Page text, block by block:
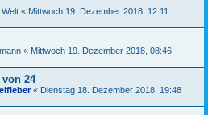
« Mittwoch 19. Dezember 2018, 12:11
« Mittwoch 19. Dezember 2018, 08:46
von 24
« Dienstag 18. Dezember 2018, 19:48